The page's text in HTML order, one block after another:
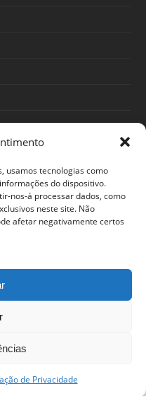
usamos tecnologias como
do dispositivo.
nos-á processar dados, como
neste site. Não
afetar negativamente certos
de Privacidade
é teu
o alerta tome conta da
direitos reservados
de privacidade